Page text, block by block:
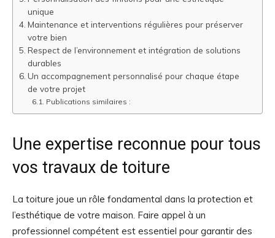
unique
Maintenance et interventions régulières pour préserver
votre bien
Respect de l’environnement et intégration de solutions
durables
Un accompagnement personnalisé pour chaque étape
de votre projet
Publications similaires :
Une expertise reconnue pour tous
vos travaux de toiture
La toiture joue un rôle fondamental dans la protection et
l’esthétique de votre maison. Faire appel à un
professionnel compétent est essentiel pour garantir des